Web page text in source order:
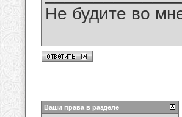
Не будите во
Ваши права в разделе